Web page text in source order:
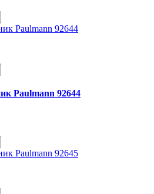
Paulmann 92644